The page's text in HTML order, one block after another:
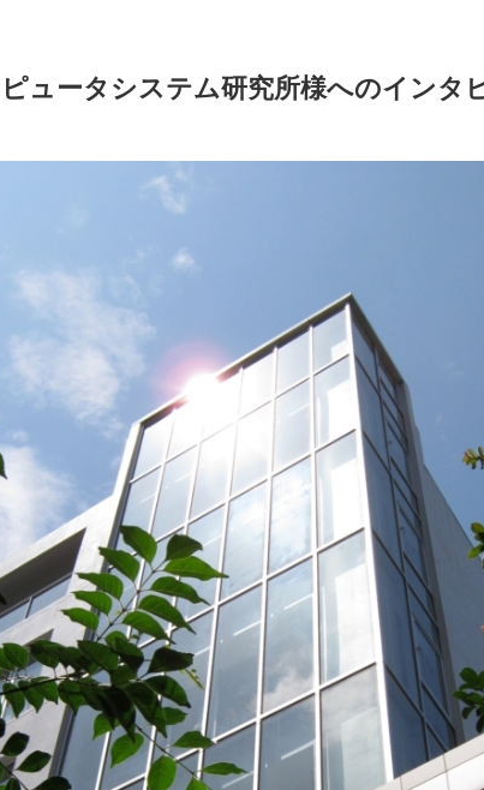
ュータシステム研究所様へのインタ